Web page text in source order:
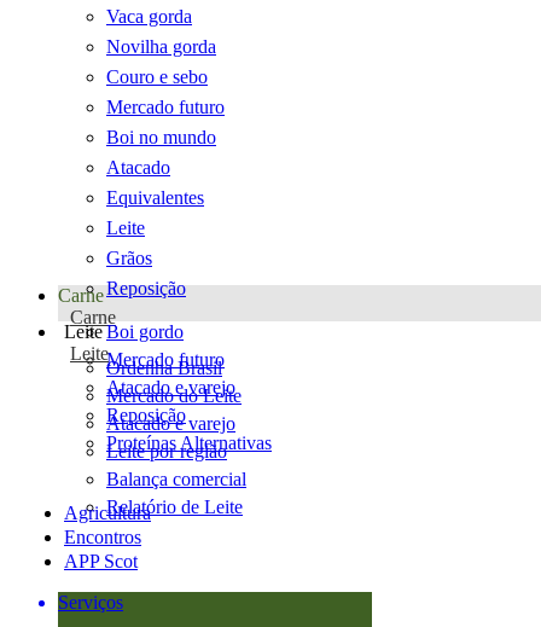
Vaca gorda
Novilha gorda
Couro e sebo
Mercado futuro
Boi no mundo
Atacado
Equivalentes
Leite
Grãos
Reposição
Carne
Carne
Boi gordo
Mercado futuro
Atacado e varejo
Reposição
Proteínas Alternativas
Leite
Leite
Ordenha Brasil
Mercado do Leite
Atacado e varejo
Leite por região
Balança comercial
Relatório de Leite
Agricultura
Encontros
APP Scot
Serviços